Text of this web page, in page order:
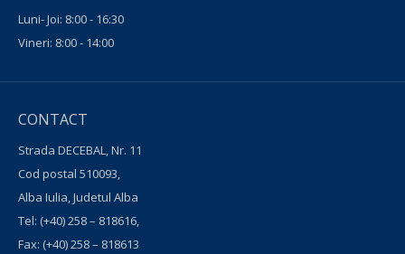
Luni- Joi: 8:00 - 16:30
Vineri: 8:00 - 14:00
CONTACT
Strada DECEBAL, Nr. 11
Cod postal 510093,
Alba Iulia, Judetul Alba
Tel: (+40) 258 – 818616,
Fax: (+40) 258 – 818613